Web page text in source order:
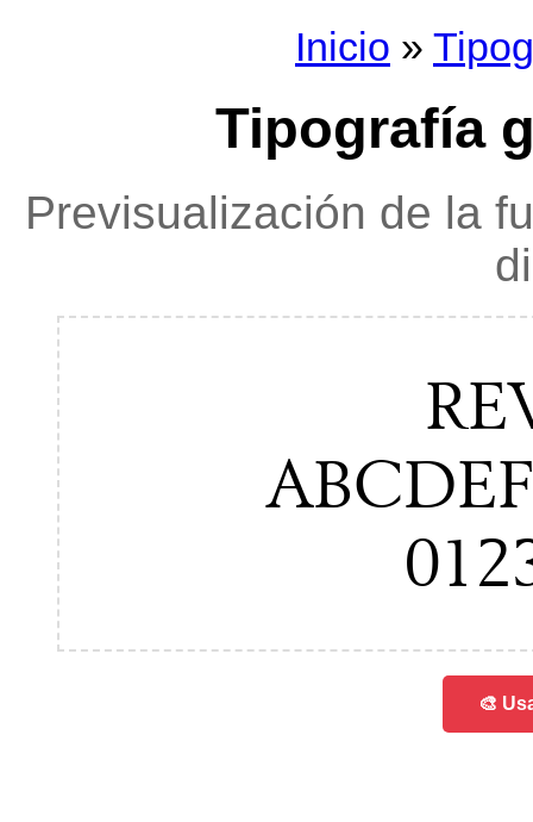
Inicio »
Tipografía
Previsualización de la
🎨